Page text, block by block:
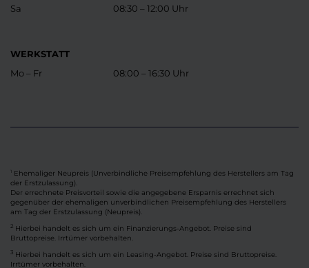
Sa
08:30 – 12:00 Uhr
WERKSTATT
Mo – Fr
08:00 – 16:30 Uhr
Ehemaliger Neupreis (Unverbindliche Preisempfehlung des Herstellers am Tag
der Erstzulassung).
Der errechnete Preisvorteil sowie die angegebene Ersparnis errechnet sich
gegenüber der ehemaligen unverbindlichen Preisempfehlung des Herstellers
am Tag der Erstzulassung (Neupreis).
2 Hierbei handelt es sich um ein Finanzierungs-Angebot. Preise sind
Bruttopreise. Irrtümer vorbehalten.
3 Hierbei handelt es sich um ein Leasing-Angebot. Preise sind Bruttopreise.
Irrtümer vorbehalten.